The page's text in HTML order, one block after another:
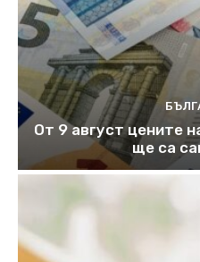
От 9 август цените
ще са